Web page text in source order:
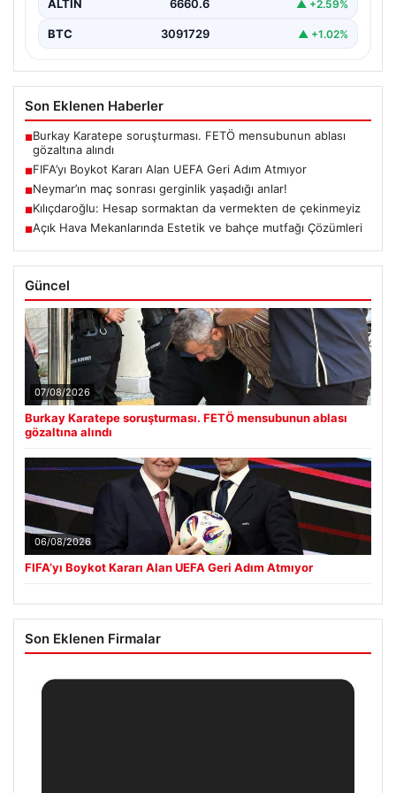
ALTIN 6660.6 ▲ +2.59%
BTC 3091729 ▲ +1.02%
Son Eklenen Haberler
■Burkay Karatepe soruşturması. FETÖ mensubunun ablası
gözaltına alındı
■FIFA’yı Boykot Kararı Alan UEFA Geri Adım Atmıyor
■Neymar’ın maç sonrası gerginlik yaşadığı anlar!
■Kılıçdaroğlu: Hesap sormaktan da vermekten de çekinmeyiz
■Açık Hava Mekanlarında Estetik ve bahçe mutfağı Çözümleri
Güncel
07/08/2026
Burkay Karatepe soruşturması. FETÖ mensubunun ablası
gözaltına alındı
06/08/2026
FIFA’yı Boykot Kararı Alan UEFA Geri Adım Atmıyor
Son Eklenen Firmalar